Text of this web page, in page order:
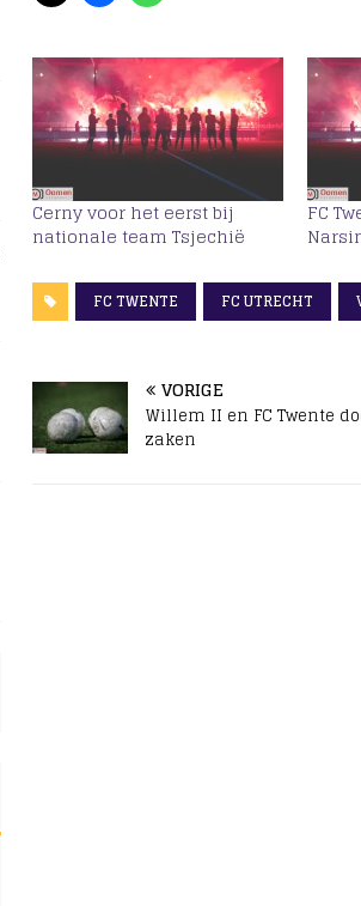
Cerny voor het eerst bij
nationale team Tsjechië
FC
FC TWENTE FC UTRECHT
VORIGE
Willem II en FC Twente
zaken